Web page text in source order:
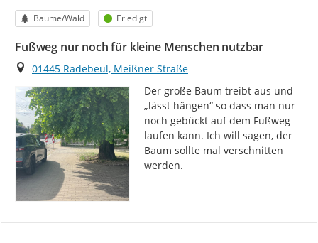
Kategorie
Bäume/Wald Status
Erledigt
Fußweg nur noch für kleine Menschen nutzbar
Ort
01445 Radebeul, Meißner Straße
Der große Baum treibt aus und
„lässt hängen“ so dass man nur
noch gebückt auf dem Fußweg
laufen kann. Ich will sagen, der
Baum sollte mal verschnitten
werden.